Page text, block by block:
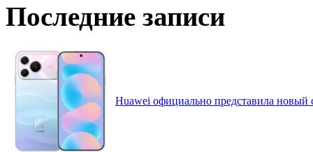
Последние записи
Huawei официально представила